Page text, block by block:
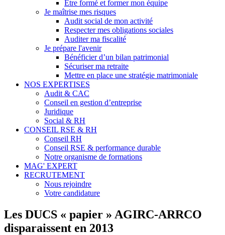
Être formé et former mon équipe
Je maîtrise mes risques
Audit social de mon activité
Respecter mes obligations sociales
Auditer ma fiscalité
Je prépare l'avenir
Bénéficier d’un bilan patrimonial
Sécuriser ma retraite
Mettre en place une stratégie matrimoniale
NOS EXPERTISES
Audit & CAC
Conseil en gestion d’entreprise
Juridique
Social & RH
CONSEIL RSE & RH
Conseil RH
Conseil RSE & performance durable
Notre organisme de formations
MAG' EXPERT
RECRUTEMENT
Nous rejoindre
Votre candidature
Les DUCS « papier » AGIRC-ARRCO
disparaissent en 2013